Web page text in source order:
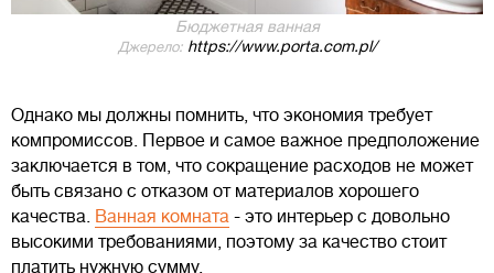
Бюджетная ванная
Джерело:https://www.porta.com.pl/
Однако мы должны помнить, что экономия требует
компромиссов. Первое и самое важное предположение
заключается в том, что сокращение расходов не может
быть связано с отказом от материалов хорошего
качества. Ванная комната - это интерьер с довольно
высокими требованиями, поэтому за качество стоит
платить нужную сумму.